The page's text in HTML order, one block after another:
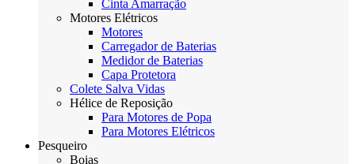
Cinta Amarração
Motores Elétricos
Motores
Carregador de Baterias
Medidor de Baterias
Capa Protetora
Colete Salva Vidas
Hélice de Reposição
Para Motores de Popa
Para Motores Elétricos
Pesqueiro
Boias